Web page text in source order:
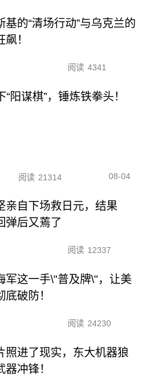
基的“清场行动”与乌克兰的
飙！
阅读 4341
阳谋棋”，锤炼铁拳头！
阅读 21314 08-04
亲自下场救日元，结果
弹后又蔫了
阅读 12337
军这一手\"普及牌\"，让美
底破防！
阅读 24230
照进了现实，东大机器狼
器冲锋！